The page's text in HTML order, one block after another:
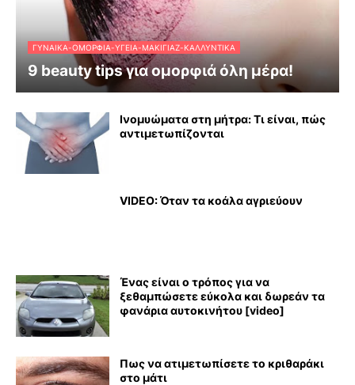
ΓΥΝΑΊΚΑ-ΟΜΟΡΦΙΆ-ΥΓΕΊΑ-ΜΑΚΙΓΙΆΖ-ΚΑΛΛΥΝΤΙΚΆ
9 beauty tips για ομορφιά όλη μέρα!
Ινομυώματα στη μήτρα: Τι είναι, πώς
αντιμετωπίζονται
VIDEO: Όταν τα κοάλα αγριεύουν
Ένας είναι ο τρόπος για να
ξεθαμπώσετε εύκολα και δωρεάν τα
φανάρια αυτοκινήτου [video]
Πως να ατιμετωπίσετε το κριθαράκι
στο μάτι